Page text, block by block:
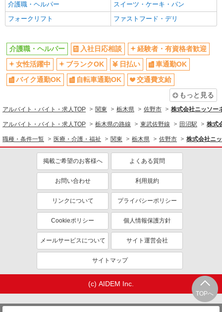
日払い
車通勤OK
交通費支給
社会保険あり
介護職・ヘルパー
スイーツ・ケーキ・パン
フォークリフト
ファストフード・デリ
TOPへ
介護職・ヘルパー 入社日応相談
経験者・有資格者歓迎
女性活躍中
ブランクOK 日払い
車通勤OK
バイク通勤OK
自転車通勤OK
交通費支給
もっと見る
アルバイト・バイト・求人TOP 関東 栃木県 佐野市 株式会社ニッソー
アルバイト・バイト・求人TOP 栃木県の路線 東武佐野線 田沼駅 株式
職種・条件一覧 医療・介護・福祉 関東 栃木県 佐野市 株式会社ニ
掲載ご希望のお客様へ よくある質問
お問い合わせ 利用規約
リンクについて プライバシーポリシー
Cookieポリシー 個人情報保護方針
メールサービスについて サイト運営会社
サイトマップ
(c) AIDEM Inc.